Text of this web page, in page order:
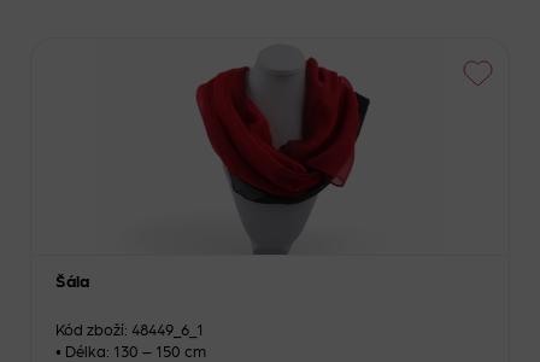
Šála
Kód zboží: 48449_6_1
• Délka: 130 – 150 cm